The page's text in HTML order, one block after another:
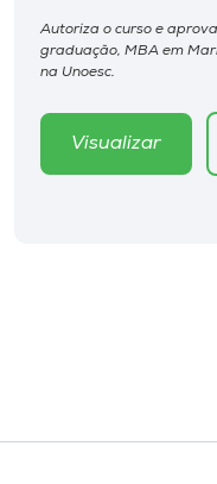
Editora
Rádio
o idioma
Autoriza o curso e
graduação, MBA em
na Unoesc.
Visualizar